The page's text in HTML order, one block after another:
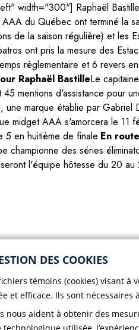
width="300"] Raphaël
du Québec ont terminé la
de la saison régulière) et
ont pris la mesure des
règlementaire et 6 revers
Raphaël BastilleLe
mentions d'assistance
une marque établie par
midget AAA s'amorcera le
en huitième de finale.En
championne des séries
l'équipe hôtesse du 20
DES COOKIES
témoins (cookies) visant
et efficace. Ils sont
nous aident à obtenir des